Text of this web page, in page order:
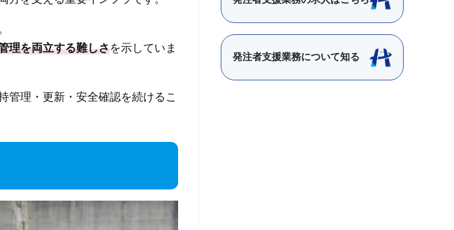
理を両立する難しさを示していま
管理・更新・安全確認を続けるこ
発注者支援業務について知る